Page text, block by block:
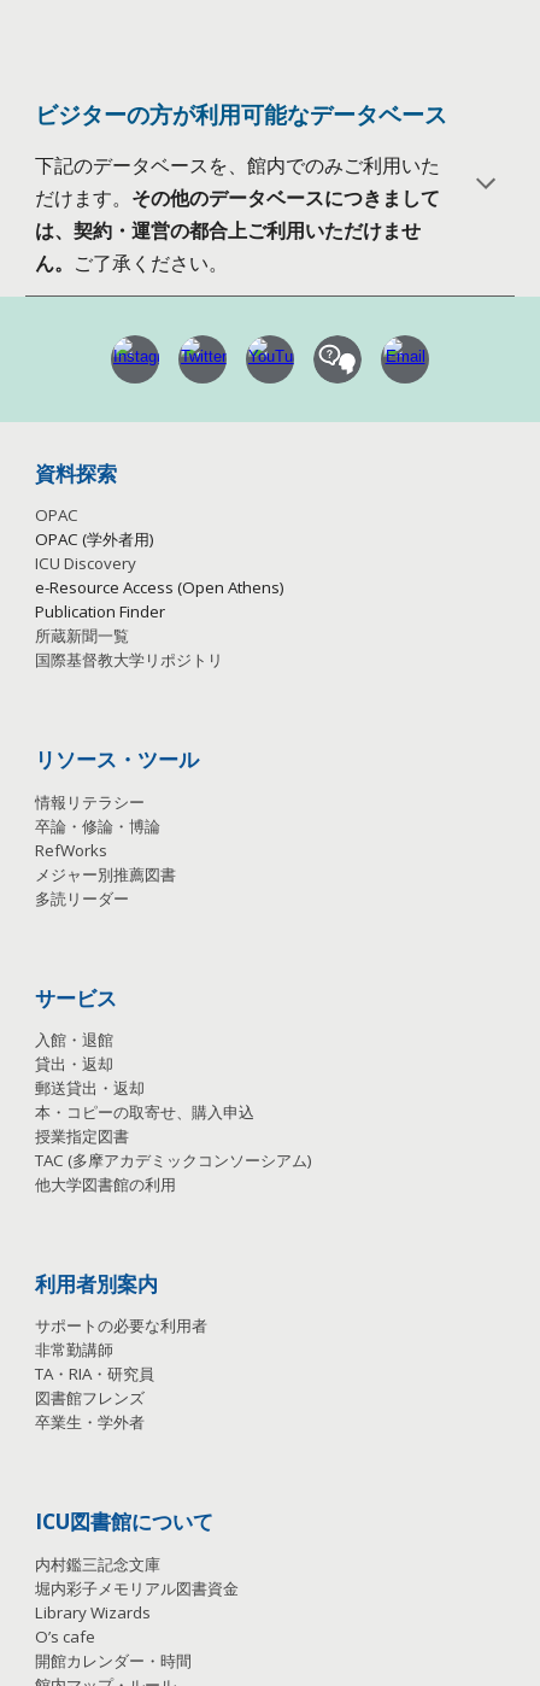
ビジターの方が利用可能なデータベース
下記のデータベースを、館内でのみご利用いた
だけます。 その他のデータベースにつきまして
は、契約・運営の都合上ご利用いただけませ
ん。 ご了承ください。
資料探索
OPAC
OPAC (学外者用)
ICU Discovery
e-Resource Access (Open Athens)
Publication Finder
所蔵新聞一覧
国際基督教大学リポジトリ
リソース・ツール
情報リテラシー
卒論・修論・博論
RefWorks
メジャー別推薦図書
多読リーダー
サービス
入館・退館
貸出・返却
郵送貸出・返却
本・コピーの取寄せ、購入申込
授業指定図書
TAC (多摩アカデミックコンソーシアム)
他大学図書館の利用
利用者別案内
サポートの必要な利用者
非常勤講師
TA・RIA・研究員
図書館フレンズ
卒業生・学外者
ICU図書館について
内村鑑三記念文庫
堀内彩子メモリアル図書資金
Library Wizards
O’s cafe
開館カレンダー・時間